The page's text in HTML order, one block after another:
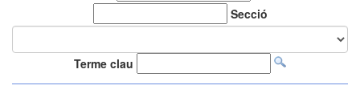
Secció
Terme clau